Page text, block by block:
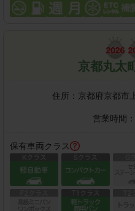
京都丸太
住所： 京都府京都市
営業時間：
保有車両クラス